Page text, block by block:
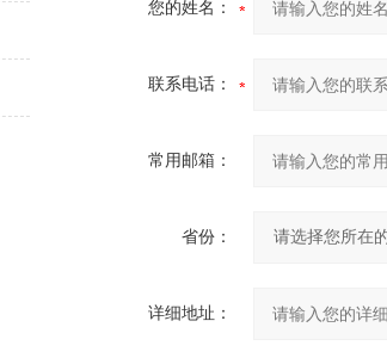
您的姓名：
联系电话：
常用邮箱：
省份：
详细地址：